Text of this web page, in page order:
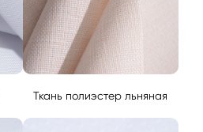
Ткань полиэстер льняная